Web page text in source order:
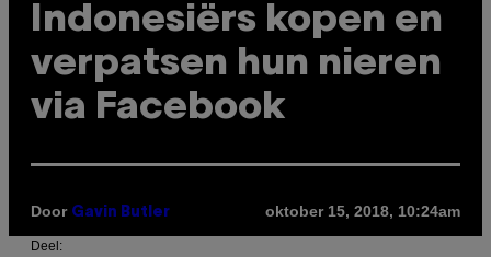
Indonesiërs kopen en
verpatsen hun nieren
via Facebook
Door Gavin Butler oktober 15, 2018, 10:24am
Deel: